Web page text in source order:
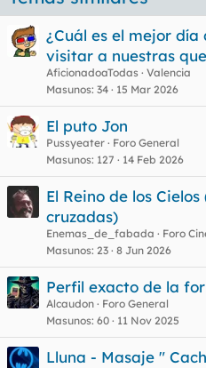
¿Cuál es el mejor
visitar a nuestras
AficionadoaTodas Valencia
Masunos 34 15 Mar 2026
El puto Jon
Pussyeater
Foro General
Masunos 127 14 Feb 2026
El Reino de los
cruzadas)
Enemas_de_fabada
Foro
Masunos 23 8 Jun 2026
Perfil exacto de la
Alcaudon
Foro General
Masunos 60 11 Nov 2025
Lluna - Masaje "